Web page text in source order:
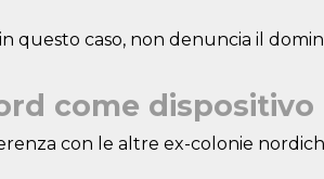
in questo caso, non denuncia il
come dispositivo
con le altre ex-colonie